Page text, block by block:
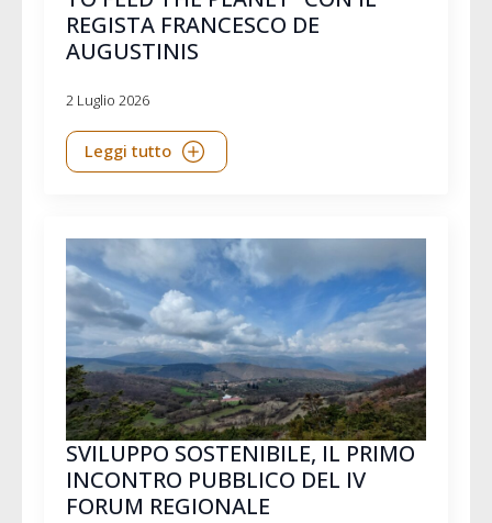
REGISTA FRANCESCO DE
AUGUSTINIS
2 Luglio 2026
Leggi tutto
SVILUPPO SOSTENIBILE, IL PRIMO
INCONTRO PUBBLICO DEL IV
FORUM REGIONALE